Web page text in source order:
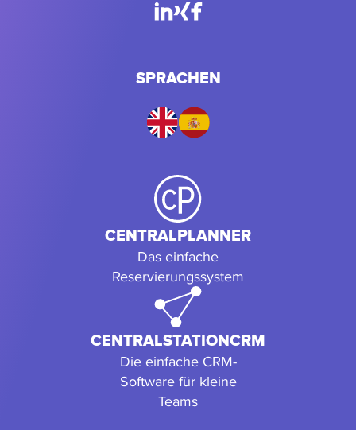
SPRACHEN
CENTRALPLANNER
Das einfache
Reservierungssystem
CENTRALSTATIONCRM
Die einfache CRM-
Software für kleine
Teams